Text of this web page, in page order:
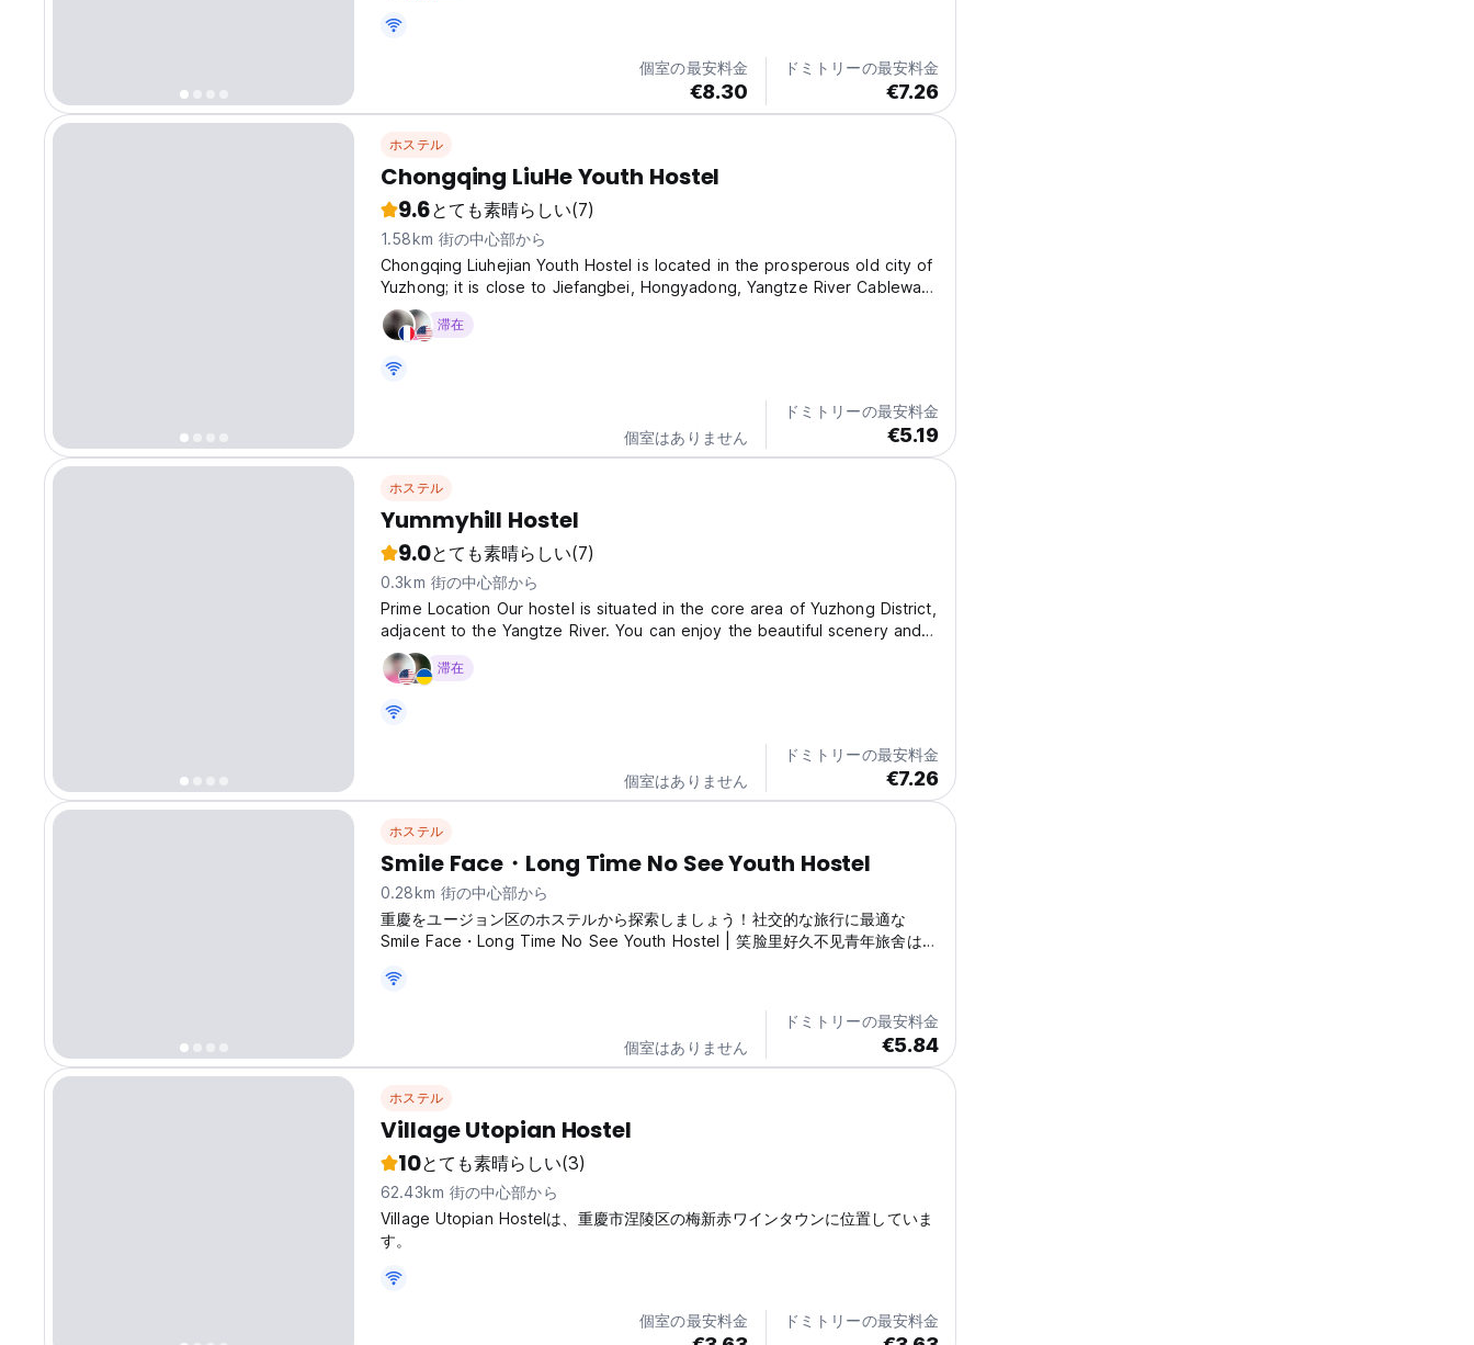
個室の最安料金
€8.30
ドミトリーの最安料金
€7.26
ホステル
Chongqing LiuHe Youth Hostel
9.6とても素晴らしい(7)
1.58km 街の中心部から
Chongqing Liuhejian Youth Hostel is located in the prosperous old city of
Yuzhong; it is close to Jiefangbei, Hongyadong, Yangtze River Cableway,
Shibati Scenic Area Mountain Trail, Crown Escalator, Eling No. 2 Factory,
Three Gorges Museum, etc. It is surrounded...
滞在
個室はありません
ドミトリーの最安料金
€5.19
ホステル
Yummyhill Hostel
9.0とても素晴らしい(7)
0.3km 街の中心部から
Prime Location Our hostel is situated in the core area of Yuzhong District,
adjacent to the Yangtze River. You can enjoy the beautiful scenery and
vibrant atmosphere of the city during your stay. The area is a cultural
and commercial hub, giving you easy...
滞在
個室はありません
ドミトリーの最安料金
€7.26
ホステル
Smile Face・Long Time No See Youth Hostel
0.28km 街の中心部から
重慶をユージョン区のホステルから探索しましょう！社交的な旅行に最適な
Smile Face・Long Time No See Youth Hostel | 笑脸里好久不见青年旅舍は、
original language)
個室はありません
ドミトリーの最安料金
€5.84
ホステル
Village Utopian Hostel
10とても素晴らしい(3)
62.43km 街の中心部から
Village Utopian Hostelは、重慶市涅陵区の梅新赤ワインタウンに位置していま
す。
個室の最安料金 ドミトリーの最安料金